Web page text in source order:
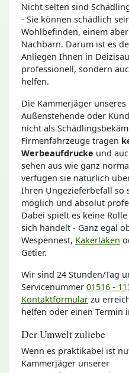
Nicht selten sind
- Sie können schädlich
Wohlbefinden, einem
Nachbarn. Darum ist es
Anliegen Ihnen in
professionell, sondern
helfen.
Die Kammerjäger
Außenstehende oder
nicht als
Firmenfahrzeuge tragen
Werbeaufdrucke und
sehen aus wie ganz
verfügen sie natürlich
Ihren Ungezieferbefall so
möglich und absolut
Dabei spielt es keine
sich handelt - Ganz egal
Wespennest, Kakerlaken
Getier.
Wir sind 24 Stunden/Tag
Servicenummer 01516 -
Kontaktformular zu
helfen oder einen Termin
Der Umwelt zuliebe
Wenn es praktikabel ist
Kammerjäger unserer